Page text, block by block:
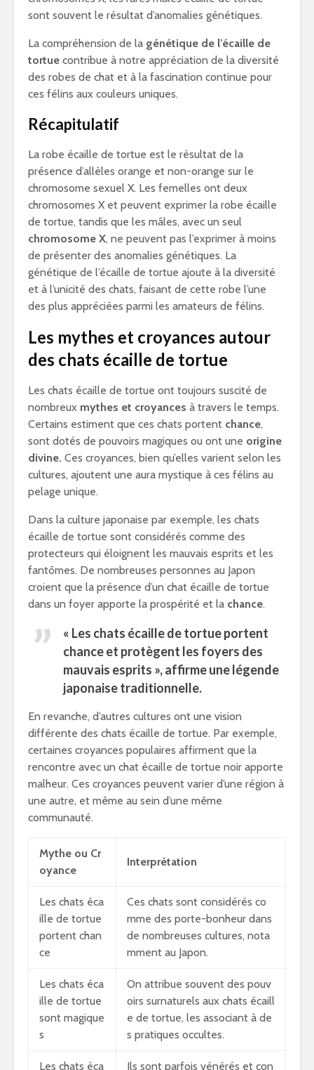
sont souvent le résultat d’anomalies génétiques.
La compréhension de la génétique de l’écaille de
tortue contribue à notre appréciation de la diversité
des robes de chat et à la fascination continue pour
ces félins aux couleurs uniques.
Récapitulatif
La robe écaille de tortue est le résultat de la
présence d’allèles orange et non-orange sur le
chromosome sexuel X. Les femelles ont deux
chromosomes X et peuvent exprimer la robe écaille
de tortue, tandis que les mâles, avec un seul
chromosome X, ne peuvent pas l’exprimer à moins
de présenter des anomalies génétiques. La
génétique de l’écaille de tortue ajoute à la diversité
et à l’unicité des chats, faisant de cette robe l’une
des plus appréciées parmi les amateurs de félins.
Les mythes et croyances autour
des chats écaille de tortue
Les chats écaille de tortue ont toujours suscité de
nombreux mythes et croyances à travers le temps.
Certains estiment que ces chats portent chance,
sont dotés de pouvoirs magiques ou ont une origine
divine. Ces croyances, bien qu’elles varient selon les
cultures, ajoutent une aura mystique à ces félins au
pelage unique.
Dans la culture japonaise par exemple, les chats
écaille de tortue sont considérés comme des
protecteurs qui éloignent les mauvais esprits et les
fantômes. De nombreuses personnes au Japon
croient que la présence d’un chat écaille de tortue
dans un foyer apporte la prospérité et la chance.
« Les chats écaille de tortue portent
chanceet protègent les foyers des
mauvais esprits », affirme une légende
japonaise traditionnelle.
En revanche, d’autres cultures ont une vision
différente des chats écaille de tortue. Par exemple,
certaines croyances populaires affirment que la
rencontre avec un chat écaille de tortue noir apporte
malheur. Ces croyances peuvent varier d’une région à
une autre, et même au sein d’une même
communauté.
Mythe ou Cr
oyance
Interprétation
Les chats éca
ille de tortue
portent chan
ce
Ces chats sont considérés co
mme des porte-bonheur dans
de nombreuses cultures, nota
mment au Japon.
Les chats éca
ille de tortue
sont magique
s
On attribue souvent des pouv
oirs surnaturels aux chats écaill
e de tortue, les associant à de
s pratiques occultes.
Les chats éca
Ils sont parfois vénérés et con